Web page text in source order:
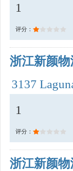
1
评分：
浙江新颜物
3137
1
评分：
浙江新颜物